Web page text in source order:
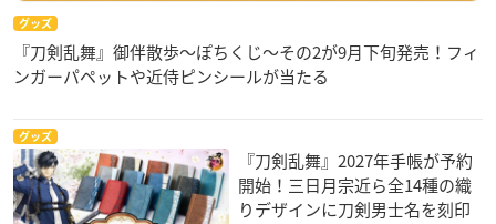
グッズ
『刀剣乱舞』御伴散歩～ぽちくじ～その2が9月下旬発売！フィ
ンガーパペットや近侍ピンシールが当たる
グッズ
『刀剣乱舞』2027年手帳が予約
開始！三日月宗近ら全14種の織
りデザインに刀剣男士名を刻印